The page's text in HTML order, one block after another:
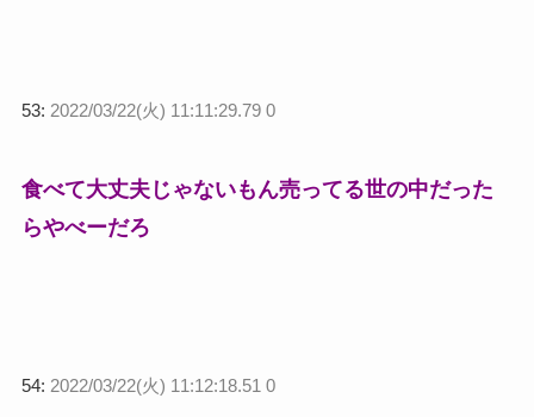
53: 2022/03/22(火) 11:11:29.79 0
食べて大丈夫じゃないもん売ってる世の中だった
らやべーだろ
54: 2022/03/22(火) 11:12:18.51 0